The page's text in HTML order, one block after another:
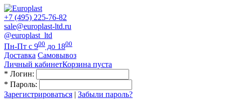
+7 (495) 225-76-82
sale@europlast-ltd.ru
@europlast_ltd
Пн-Пт с 900 до 1800
Доставка Самовывоз
Личный кабинетКорзина пуста
* Логин:
* Пароль:
Зарегистрироваться | Забыли пароль?